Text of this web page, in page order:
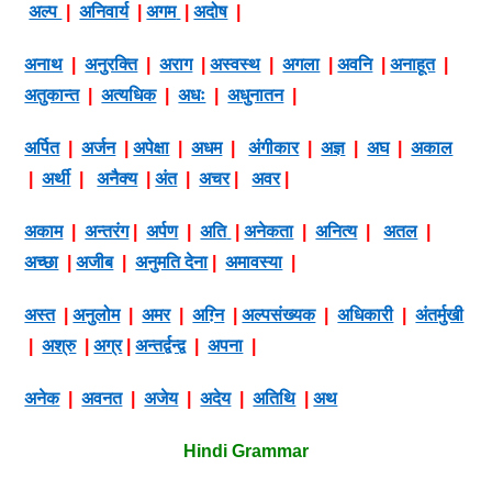
अल्प
|अनिवार्य |अगम |अदोष
अनाथ |अनुरक्ति |अराग |अस्वस्थ |अगला |अवनि |अनाहूत
अतुकान्त
|अत्यधिक |अधः |अधुनातन
अर्पित |अर्जन |अपेक्षा |अधम |अंगीकार |अज्ञ |अघ |अकाल
|अर्थी |अनैक्य |अंत |अचर |अवर|
अकाम |अन्तरंग |अर्पण अति |अनेकता |अनित्य |अतल
अच्छा
|अजीब |अनुमति देना |अमावस्या
अस्त |अनुलोम |अमर|अग़्नि |अल्पसंख्यक |अधिकारी |अंतर्मुखी
|अश्रु |अग्र |अन्तर्द्वन्द्व |अपना
अनेक |अवनत |अजेय |अदेय |अतिथि |अथ
Hindi Grammar